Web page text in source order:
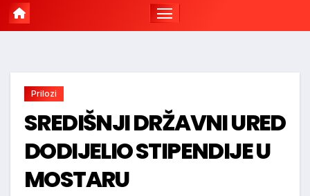
Prilozi
SREDIŠNJI DRŽAVNI URED
DODIJELIO STIPENDIJE U
MOSTARU